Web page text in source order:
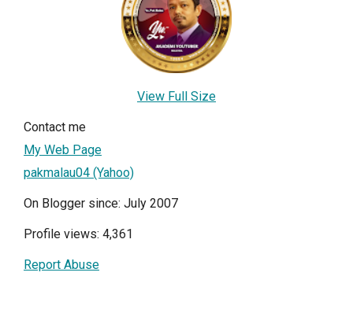
View Full Size
Contact me
My Web Page
pakmalau04 (Yahoo)
On Blogger since: July 2007
Profile views: 4,361
Report Abuse